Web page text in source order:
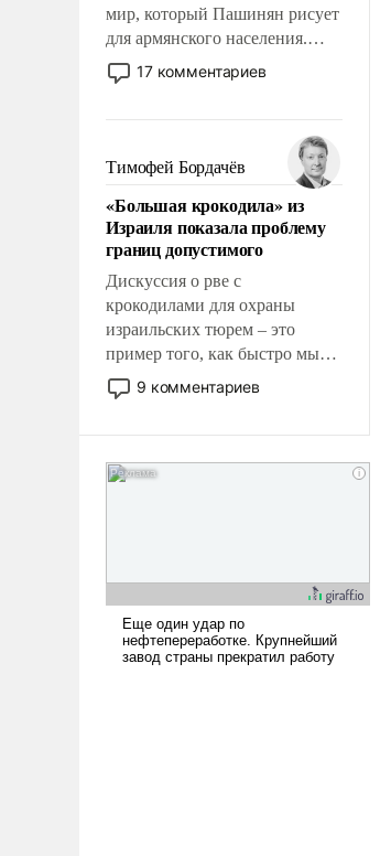
мир, который Пашинян рисует
для армянского населения.
Мир, где политические
прожекты будут безусловно
налогоплательщиков и где
Еревану за свои поступки не
нужно отвечать.
17 комментариев
Тимофей Бордачёв
«Большая крокодила» из
Израиля показала проблему
границ допустимого
Дискуссия о рве с
крокодилами для охраны
израильских тюрем – это
пример того, как быстро мы
двигаемся по пути
революционных изменений.
псевдонаучной фантастики,
9 комментариев